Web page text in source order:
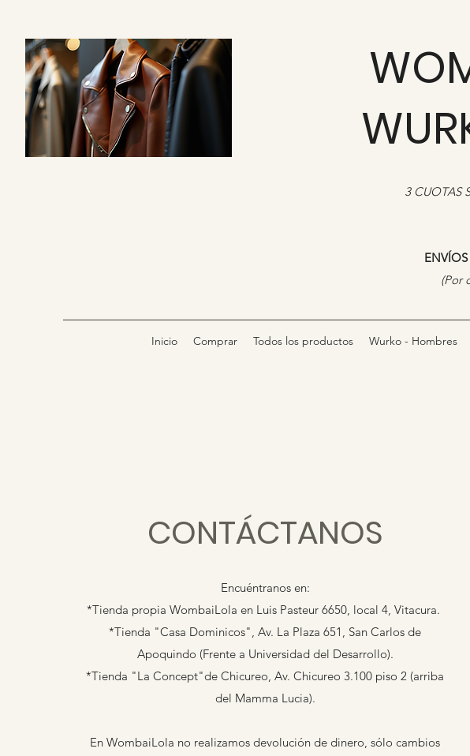
3 CUOTAS
​(Por
Inicio Comprar Todos los productos Wurko - Hombres
CONTÁCTANOS
Encuéntranos en:
*Tienda propia WombaiLola en Luis Pasteur 6650, local 4, Vitacura.
*Tienda "Casa Dominicos", Av. La Plaza 651, San Carlos de
Apoquindo (Frente a Universidad del Desarrollo).
*Tienda "La Concept"de Chicureo, Av. Chicureo 3.100 piso 2 (arriba
del Mamma Lucia).
En WombaiLola no realizamos devolución de dinero, sólo cambios